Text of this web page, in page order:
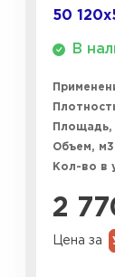
50
В
Площадь,
Объем, м3
Кол-во в
2
Цена за